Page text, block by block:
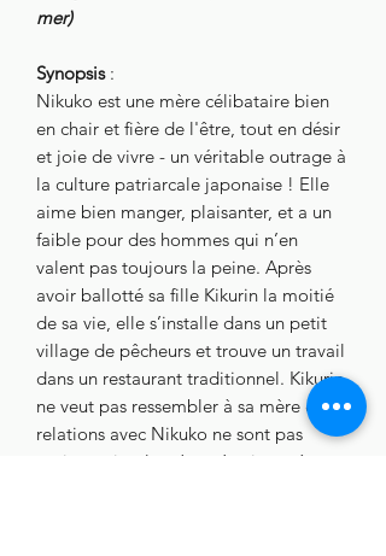
mer)
Synopsis:
Nikuko est une mère célibataire bien
en chair et fière de l'être, tout en désir
et joie de vivre - un véritable outrage à
la culture patriarcale japonaise ! Elle
aime bien manger, plaisanter, et a un
faible pour des hommes qui n’en
valent pas toujours la peine. Après
avoir ballotté sa fille Kikurin la moitié
de sa vie, elle s’installe dans un petit
village de pêcheurs et trouve un travail
dans un restaurant traditionnel. Kikurin
ne veut pas ressembler à sa mère et ses
relations avec Nikuko ne sont pas
toujours simples. Jusqu’au jour où